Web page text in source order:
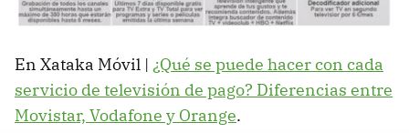
En Xataka Móvil | ¿Qué se puede hacer con cada
servicio de televisión de pago? Diferencias entre
Movistar, Vodafone y Orange.